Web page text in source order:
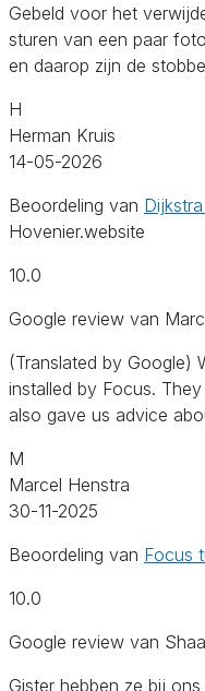
Gebeld voor het
sturen van een paar
en daarop zijn de
H
Herman Kruis
14-05-2026
Beoordeling van
Hovenier.website
10.0
Google review van
(Translated by Google)
installed by Focus.
also gave us advice
M
Marcel Henstra
30-11-2025
Beoordeling van Focus
10.0
Google review van
Gister hebben ze bij